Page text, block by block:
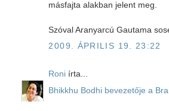
másfajta alakban jelent meg.
Szóval Aranyarcú Gautama
2009. ÁPRILIS 19. 23:22
Roni írta...
Bhikkhu Bodhi bevezetője a